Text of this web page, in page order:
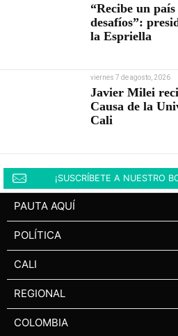
“Recibe un
desafíos”:
la Espriella
viernes 7 de agosto, 2026
Javier Milei
Causa de la
Cali
¡SUSCRÍBETE A NUESTRO
PAUTA AQUÍ
POLÍTICA
CALI
REGIONAL
COLOMBIA